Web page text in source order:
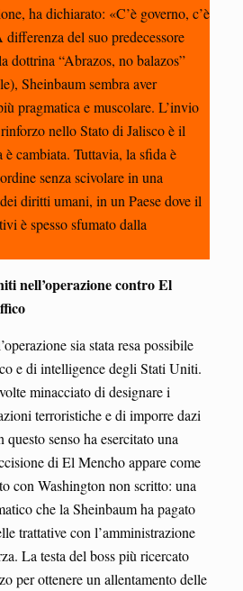
ha dichiarato: «C’è governo, c’è
del suo predecessore
dottrina “Abrazos, no balazos”
Sheinbaum sembra aver
pragmatica e muscolare. L’invio
nello Stato di Jalisco è il
è cambiata. Tuttavia, la sfida è
senza scivolare in una
diritti umani, in un Paese dove il
è spesso sfumato dalla
nell’operazione contro El
sia stata resa possibile
e di intelligence degli Stati Uniti.
minacciato di designare i
terroristiche e di imporre dazi
senso ha esercitato una
di El Mencho appare come
con Washington non scritto: una
che la Sheinbaum ha pagato
trattative con l’amministrazione
La testa del boss più ricercato
per ottenere un allentamento delle